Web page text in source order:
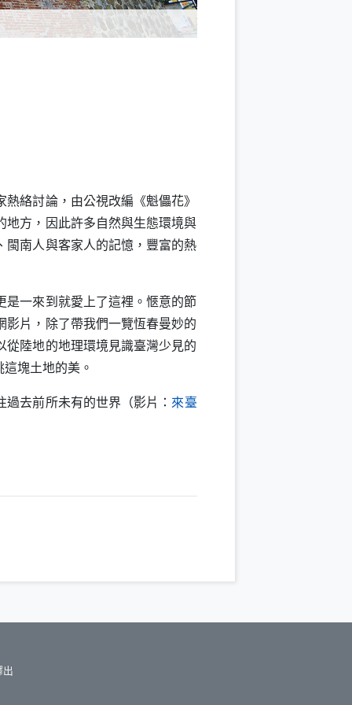
絡討論，由公視改編《魁儡花》
地方，因此許多自然與生態環境與
閩南人與客家人的記憶，豐富的熱
一來到就愛上了這裡。愜意的節
片，除了帶我們一覽恆春曼妙的
陸地的地理環境見識臺灣少見的
塊土地的美。
去前所未有的世界（影片： 來臺
出